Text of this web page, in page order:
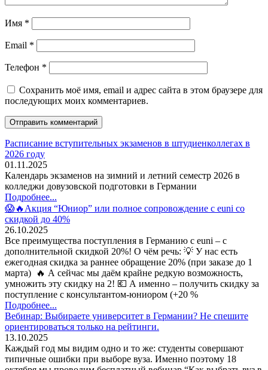
Имя *
Email *
Телефон *
Сохранить моё имя, email и адрес сайта в этом браузере для
последующих моих комментариев.
Расписание вступительных экзаменов в штудиенколлегах в
2026 году
01.11.2025
Календарь экзаменов на зимний и летний семестр 2026 в
колледжи довузовской подготовки в Германии
Подробнее...
😱🔥Акция “Юниор” или полное сопровождение с euni со
скидкой до 40%
26.10.2025
Все преимущества поступления в Германию с euni – с
дополнительной скидкой 20%! О чём речь: 💡 У нас есть
ежегодная скидка за раннее обращение 20% (при заказе до 1
марта) 🔥 А сейчас мы даём крайне редкую возможность,
умножить эту скидку на 2! 💶 А именно – получить скидку за
поступление с консультантом-юниором (+20 %
Подробнее...
Вебинар: Выбираете университет в Германии? Не спешите
ориентироваться только на рейтинги.
13.10.2025
Каждый год мы видим одно и то же: студенты совершают
типичные ошибки при выборе вуза. Именно поэтому 18